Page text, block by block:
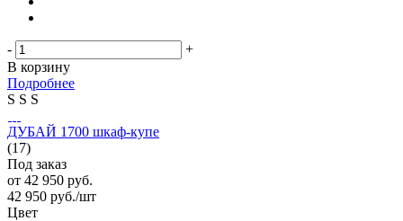
-
+
В корзину
Подробнее
S S S
ДУБАЙ 1700 шкаф-купе
(17)
Под заказ
от 42 950 руб.
42 950 руб./шт
Цвет